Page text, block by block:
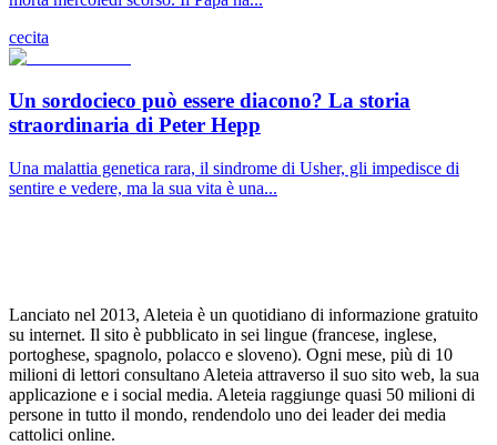
cecita
Un sordocieco può essere diacono? La storia
straordinaria di Peter Hepp
Una malattia genetica rara, il sindrome di Usher, gli impedisce di
sentire e vedere, ma la sua vita è una...
Lanciato nel 2013, Aleteia è un quotidiano di informazione gratuito
su internet. Il sito è pubblicato in sei lingue (francese, inglese,
portoghese, spagnolo, polacco e sloveno). Ogni mese, più di 10
milioni di lettori consultano Aleteia attraverso il suo sito web, la sua
applicazione e i social media. Aleteia raggiunge quasi 50 milioni di
persone in tutto il mondo, rendendolo uno dei leader dei media
cattolici online.